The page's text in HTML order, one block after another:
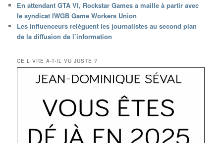
En attendant GTA VI, Rockstar Games a maille à partir avec
le syndicat IWGB Game Workers Union
Les influenceurs relèguent les journalistes au second plan
de la diffusion de l’information
CE LIVRE A-T-IL VU JUSTE ?